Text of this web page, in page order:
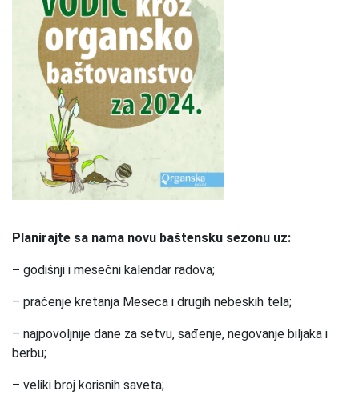
Planirajte sa nama novu baštensku sezonu uz:
– godišnji i mesečni kalendar radova;
– praćenje kretanja Meseca i drugih nebeskih tela;
– najpovoljnije dane za setvu, sađenje, negovanje biljaka i
berbu;
– veliki broj korisnih saveta;